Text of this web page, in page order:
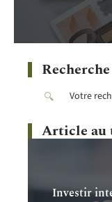
Recherche
Article au
Investir